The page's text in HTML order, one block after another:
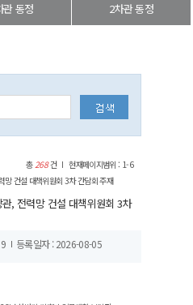
관 동정 2차관 동정
총268건 현재페이지범위 : 1-6
, 전력망 건설 대책위원회 3차
등록일자 : 2026-08-05